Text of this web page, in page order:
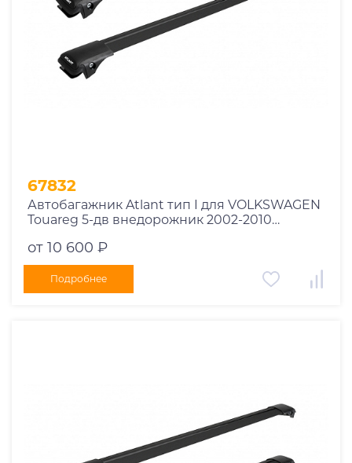
67832
Автобагажник Atlant тип I для VOLKSWAGEN
Touareg 5-дв внедорожник 2002-2010
10002+11114+11114
от 10 600 ₽
Подробнее